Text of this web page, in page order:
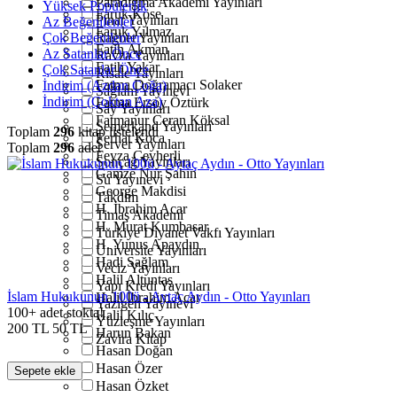
Pınar Yayınları
Rağbet Yayınları
Ravza Yayınları
Risale Yayınları
Sağlam Yayınevi
Say Yayınları
Semerkand Yayınları
Server Yayınları
Sonçağ Yayınları
Su Yayınevi
Takdim
Timaş Akademi
Türkiye Diyanet Vakfı Yayınları
Üniversite Yayınları
Veciz Yayınları
Yapı Kredi Yayınları
Yazıgen Yayınevi
Yüzleşme Yayınları
Zavira Kitap
Faruk Köse
Faruk Yılmaz
Fatih Akman
Fatih Yakar
Fatma Doğramacı Solaker
Fatma Ersoy Öztürk
Fatmanur Ceran Köksal
Ferhat Koca
Feyza Cevherli
Gamze Nur Şahin
George Makdisi
H. İbrahim Acar
H. Murat Kumbasar
H. Yunus Apaydın
Hadi Sağlam
Halil Altuntaş
Halil İbrahim Acar
Halil Kılıç
Harun Bakan
Hasan Doğan
Hasan Özer
Hasan Özket
Yüksek Popülerlik
Az Beğenilenler
Çok Beğenilenler
Az Satanlar Önce
Çok Satanlar Önce
İndirim (Azdan Çoğa)
İndirim (Çoktan Aza)
Toplam 296 kitap listelendi
Toplam 296 adet
İslam Hukukunun 100ü - Aytaç Aydın - Otto Yayınları
100+ adet stokta!
200 TL 50 TL
Sepete ekle